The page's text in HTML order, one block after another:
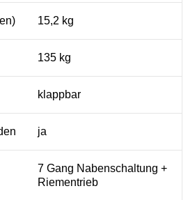
15,2 kg
135 kg
klappbar
ja
7 Gang Nabenschaltung +
Riementrieb